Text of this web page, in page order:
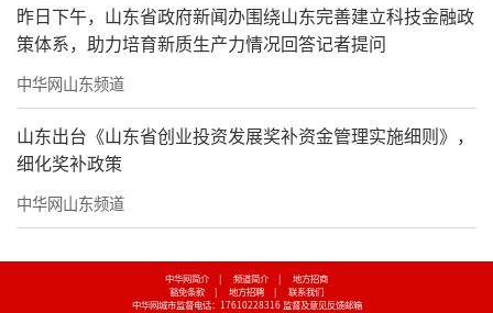
昨日下午，山东省政府新闻办围绕山东完善建立科技金融政
策体系，助力培育新质生产力情况回答记者提问
中华网山东频道
山东出台《山东省创业投资发展奖补资金管理实施细则》，
细化奖补政策
中华网山东频道
中华网简介 | 频道简介 |
地方招商
豁免条款
| 地方招聘 |
联系我们
中华网城市监督电话：17610228316 监督及意见反馈邮箱